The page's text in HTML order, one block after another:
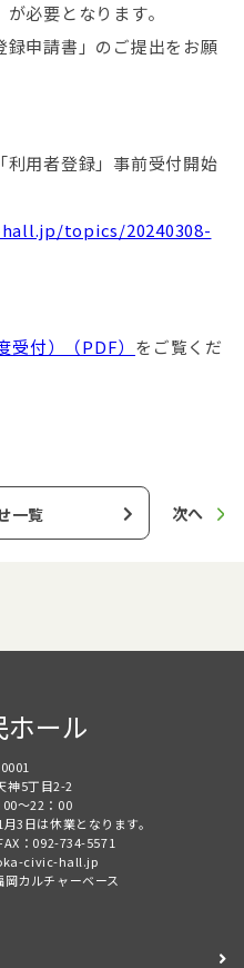
必要となります。
申請書」のご提出をお願
利用者登録」事前受付開始
topics/20240308-
付）（PDF） をご覧くだ
一覧 次へ
ール
神5丁目2-2
～22：00
3日は休業となります。
：092-734-5571
civic-hall.jp
カルチャーベース